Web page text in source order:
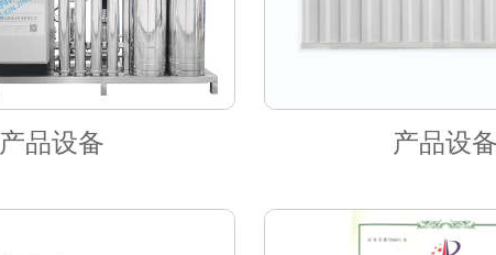
产品设备 产品设